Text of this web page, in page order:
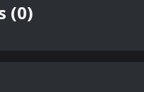
(0)